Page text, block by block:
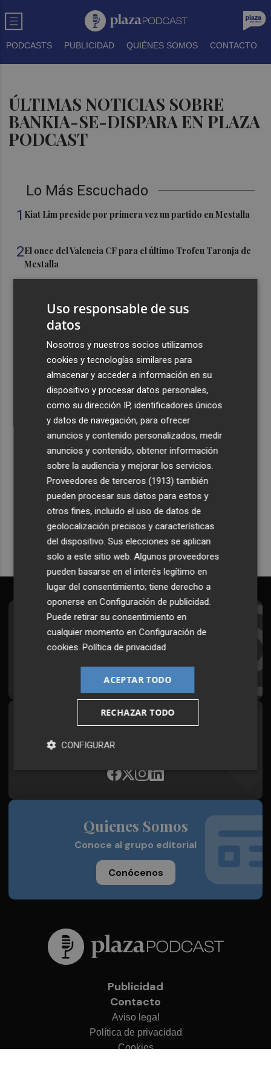
PODCASTS PUBLICIDAD QUIÉNES SOMOS CONTACTO
ÚLTIMAS NOTICIAS SOBRE
BANKIA-SE-DISPARA EN PLAZA
PODCAST
Lo Más Escuchado
1 Kiat Lim preside por primera vez un partido en Mestalla
2El once del Valencia CF para el último Trofeu Taronja de
Mestalla
el día del eclipse
queremos ver en la Liga”
Ocho helicópteros, un avión y más de 100 brigadas se
movilizan en Moratalla por un incendio forestal
Recibe toda la actualidad de
Plaza Podcast en tu correo
Quiero suscribirme
Suscríbete al Boletín
Todos los días a primera hora en tu email
Síguenos en redes
Plaza Podcast, desde cualquier medio
Quienes Somos
Conoce al grupo editorial
Conócenos
Publicidad
Contacto
Aviso legal
Política de privacidad
Cookies
Uso responsable de sus
datos
Nosotros y nuestros socios utilizamos
cookies y tecnologías similares para
almacenar y acceder a información en su
dispositivo y procesar datos personales,
como su dirección IP, identificadores únicos
y datos de navegación, para ofrecer
anuncios y contenido personalizados, medir
anuncios y contenido, obtener información
sobre la audiencia y mejorar los servicios.
Proveedores de terceros (1913) también
pueden procesar sus datos para estos y
otros fines, incluido el uso de datos de
geolocalización precisos y características
del dispositivo. Sus elecciones se aplican
solo a este sitio web. Algunos proveedores
pueden basarse en el interés legítimo en
lugar del consentimiento; tiene derecho a
oponerse enConfiguración de publicidad.
Puede retirar su consentimiento en
cualquier momento enConfiguración de
cookies.Política de privacidad
ACEPTAR TODO
RECHAZAR TODO
CONFIGURAR